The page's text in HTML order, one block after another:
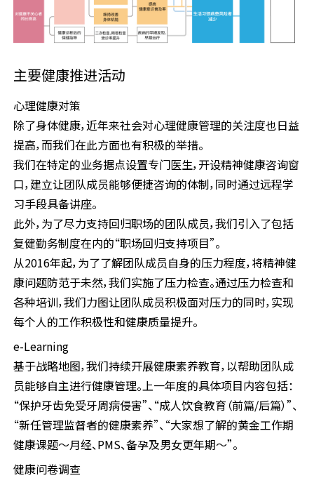
主要健康推进活动
心理健康对策
除了身体健康，近年来社会对心理健康管理的关注度也日益
提高，而我们在此方面也有积极的举措。
我们在特定的业务据点设置专门医生，开设精神健康咨询窗
口，建立让团队成员能够便捷咨询的体制，同时通过远程学
习手段具备讲座。
此外，为了尽力支持回归职场的团队成员，我们引入了包括
复健勤务制度在内的“职场回归支持项目”。
从2016年起，为了了解团队成员自身的压力程度，将精神健
康问题防范于未然，我们实施了压力检查。通过压力检查和
各种培训，我们力图让团队成员积极面对压力的同时，实现
每个人的工作积极性和健康质量提升。
e-Learning
基于战略地图，我们持续开展健康素养教育，以帮助团队成
员能够自主进行健康管理。上一年度的具体项目内容包括：
“保护牙齿免受牙周病侵害”、“成人饮食教育（前篇/后篇）”、
“新任管理监督者的健康素养”、“大家想了解的黄金工作期
健康课题～月经、PMS、备孕及男女更年期～”。
健康问卷调查